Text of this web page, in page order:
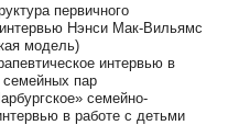
первичного
Нэнси Мак-Вильямс
модель)
интервью в
семейных пар
семейно-
в работе с детьми